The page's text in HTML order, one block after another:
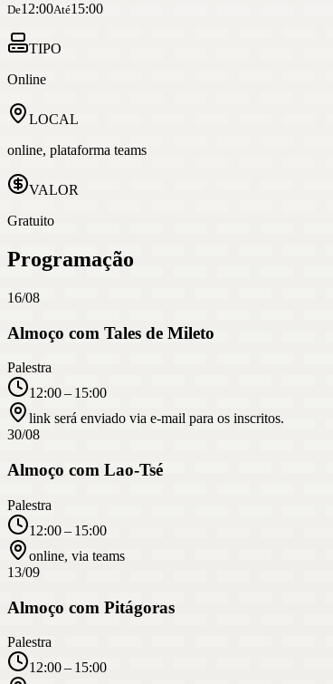
De12:00Até15:00
TIPO
Online
LOCAL
online, plataforma teams
VALOR
Gratuito
Programação
16/08
Almoço com Tales de Mileto
Palestra
12:00 – 15:00
link será enviado via e-mail para os inscritos.
30/08
Almoço com Lao-Tsé
Palestra
12:00 – 15:00
online, via teams
13/09
Almoço com Pitágoras
Palestra
12:00 – 15:00